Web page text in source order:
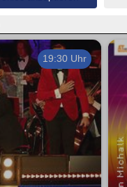
19:30 Uhr